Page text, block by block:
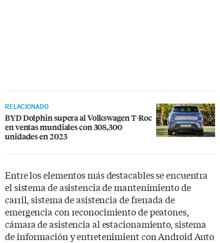
RELACIONADO
BYD Dolphin supera al Volkswagen T-Roc
en ventas mundiales con 308,300
unidades en 2023
Entre los elementos más destacables se encuentra
el sistema de asistencia de mantenimiento de
carril, sistema de asistencia de frenada de
emergencia con reconocimiento de peatones,
cámara de asistencia al estacionamiento, sistema
de información y entretenimient con Android Auto